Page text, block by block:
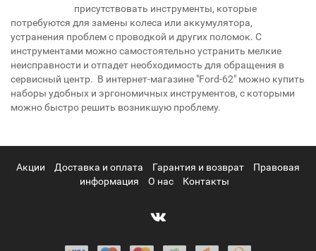
присутствовать инструменты, которые
потребуются для замены колеса или аккумулятора,
устранения проблем с проводкой и других поломок. С
инструментами можно самостоятельно устранить мелкие
неисправности и отпадет необходимость для обращения в
сервисный центр. В интернет-магазине "Ford-62" можно купить
наборы удобных и эргономичных инструментов, с которыми
можно быстро решить возникшую проблему.
Акции Доставка и оплата Гарантия и возврат
Правовая
информация
О нас Контакты